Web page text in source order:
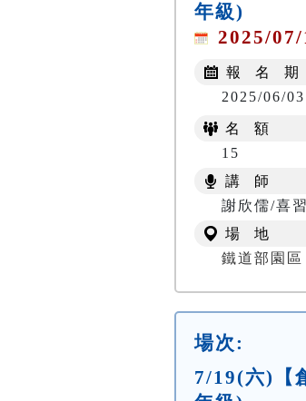
年級)
2025/
報 名 期
2025/06/
名 額
15
講 師
謝欣儒/喜
場 地
鐵道部園
場次:
7/19(六)【